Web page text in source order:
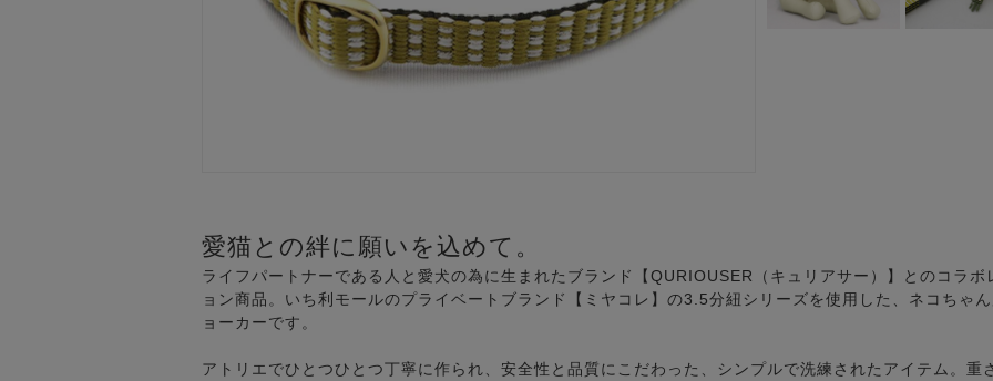
愛猫との絆に願いを込めて。
ライフパートナーである人と愛犬の為に生まれたブランド【QURIOUSER（キュリアサー）】とのコラボ
ョン商品。いち利モールのプライベートブランド【ミヤコレ】の3.5分紐シリーズを使用した、ネコちゃ
ョーカーです。
アトリエでひとつひとつ丁寧に作られ、安全性と品質にこだわった、シンプルで洗練されたアイテム。重